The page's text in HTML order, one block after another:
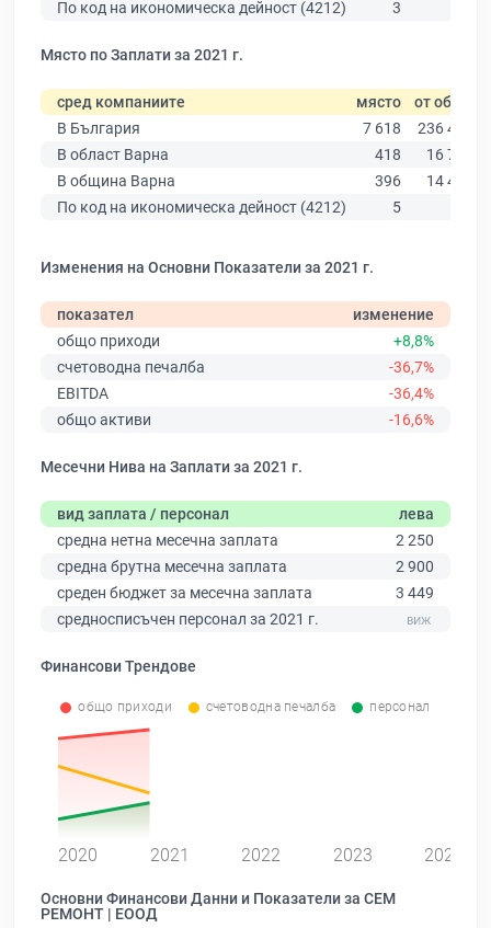
По код на икономическа дейност (4212) 3
Място по Заплати за 2021 г.
сред компаниите място от общо
В България
7 618
236 445
В област Варна
418
16 784
В община Варна
396
14 478
По код на икономическа дейност (4212)
5
Изменения на Основни Показатели за 2021 г.
показател
изменение
общо приходи
+8,8%
счетоводна печалба
-36,7%
EBITDA
-36,4%
общо активи
-16,6%
Месечни Нива на Заплати за 2021 г.
вид заплата / персонал
лева
средна нетна месечна заплата
2 250
средна брутна месечна заплата
2 900
среден бюджет за месечна заплата
3 449
средносписъчен персонал за 2021 г.
Финансови Трендове
общо приходи счетоводна печалба персонал
2020 2021 2022 2023 2024
Основни Финансови Данни и Показатели за СЕМ
РЕМОНТ | ЕООД